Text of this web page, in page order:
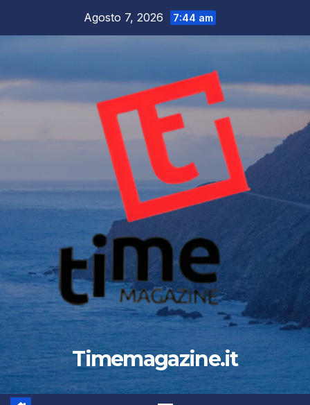
Agosto 7, 2026 7:44 am
Timemagazine.it